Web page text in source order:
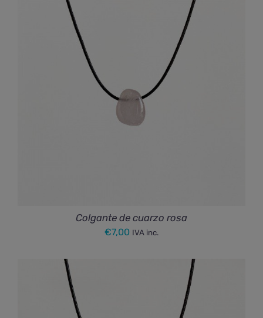
Colgante de cuarzo rosa
€7,00 IVA inc.